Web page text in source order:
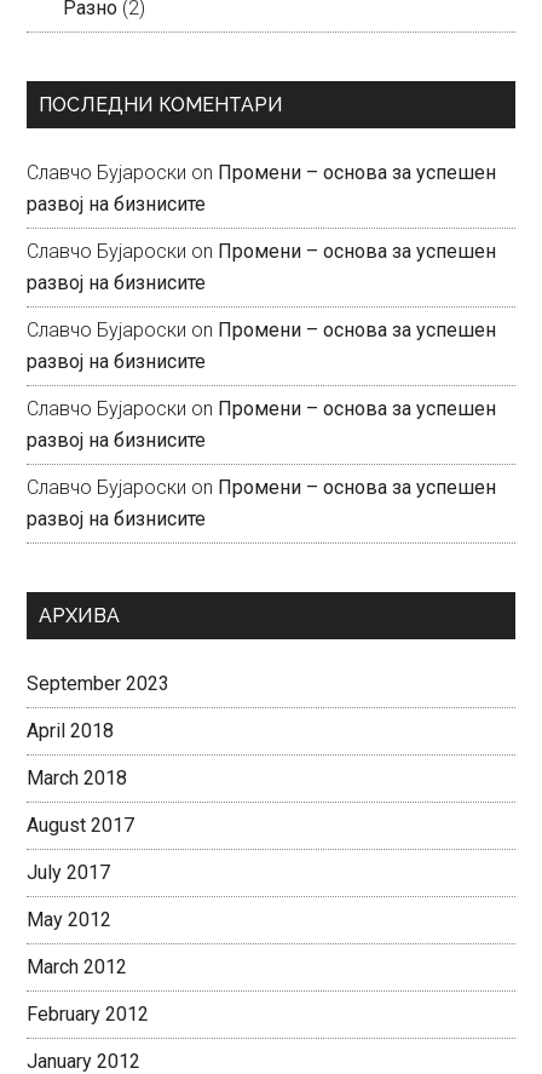
Разно (2)
ПОСЛЕДНИ КОМЕНТАРИ
Славчо Бујароски on Промени – основа за успешен
развој на бизнисите
Славчо Бујароски on Промени – основа за успешен
развој на бизнисите
Славчо Бујароски on Промени – основа за успешен
развој на бизнисите
Славчо Бујароски on Промени – основа за успешен
развој на бизнисите
Славчо Бујароски on Промени – основа за успешен
развој на бизнисите
АРХИВА
September 2023
April 2018
March 2018
August 2017
July 2017
May 2012
March 2012
February 2012
January 2012